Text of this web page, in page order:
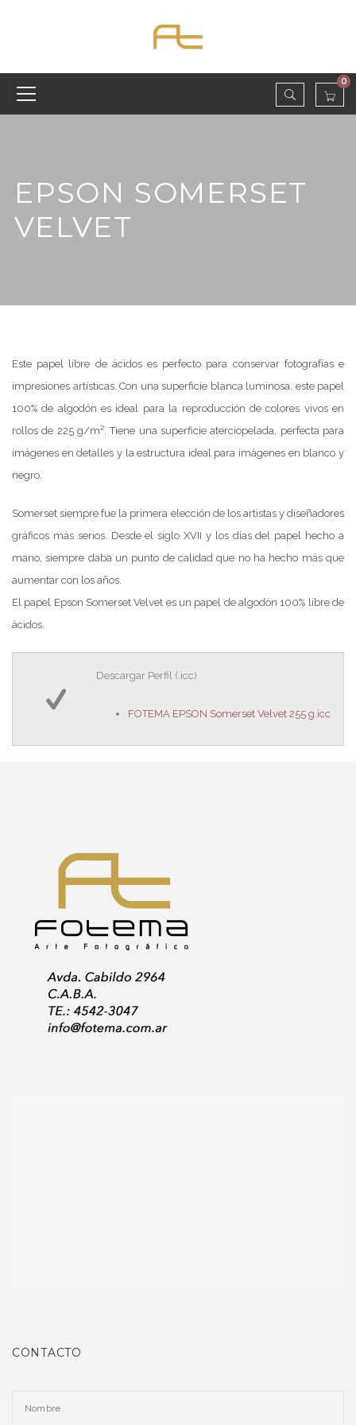
0
EPSON SOMERSET
VELVET
Este papel libre de ácidos es perfecto para conservar fotografías e
impresiones artísticas. Con una superficie blanca luminosa, este papel
100% de algodón es ideal para la reproducción de colores vivos en
rollos de 225 g/m². Tiene una superficie aterciopelada, perfecta para
imágenes en detalles y la estructura ideal para imágenes en blanco y
negro.
Somerset siempre fue la primera elección de los artistas y diseñadores
gráficos más serios. Desde el siglo XVII y los días del papel hecho a
mano, siempre daba un punto de calidad que no ha hecho más que
aumentar con los años.
El papel Epson Somerset Velvet es un papel de algodón 100% libre de
ácidos.
Descargar Perfil (.icc)
FOTEMA EPSON Somerset Velvet 255 g.icc
CONTACTO